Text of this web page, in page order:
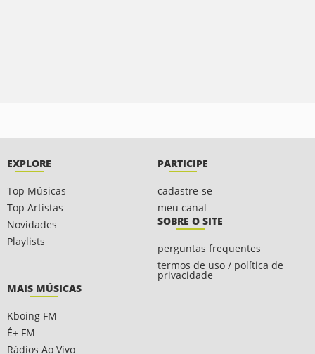
EXPLORE
Top Músicas
Top Artistas
Novidades
Playlists
PARTICIPE
cadastre-se
meu canal
SOBRE O SITE
perguntas frequentes
termos de uso / política de
privacidade
MAIS MÚSICAS
Kboing FM
É+ FM
Rádios Ao Vivo